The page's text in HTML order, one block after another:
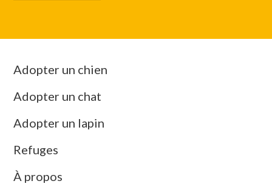
Adopter un chien
Adopter un chat
Adopter un lapin
Refuges
À propos